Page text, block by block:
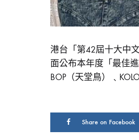
佳
進
步
獎」
港台「第42屆十大中
面公布本年度「最佳
BOP（天堂鳥）
Share on Facebook